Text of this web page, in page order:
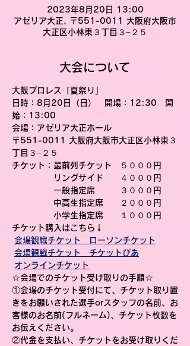
2023年8月20日 13:00
アゼリア大正, 〒551-0011 大阪府大阪市
大正区小林東３丁目３−２５
大会について
大阪プロレス「夏祭り」
日時 ：8月20日（日）　開場：12:30　開
始：13:00
会場 ：アゼリア大正ホール
〒551-0011 大阪府大阪市大正区小林東３
丁目３−２５
チケット ：最前列チケット　５０００円
リングサイド　　４０００円
一般指定席　　　３０００円
中高生指定席　　２０００円
小学生指定席　　１０００円
チケット購入はこちら↓
会場観戦チケット　ローソンチケット
会場観戦チケット　チケットぴあ
オンラインチケット
☆会場でのチケット受け取りの手順☆
①会場のチケット受付にて、チケット取り置
きをお願いされた選手orスタッフの名前、お
客様のお名前(フルネーム)、チケット枚数を
お伝えください。
②代金を支払い、チケットをお受け取りくだ